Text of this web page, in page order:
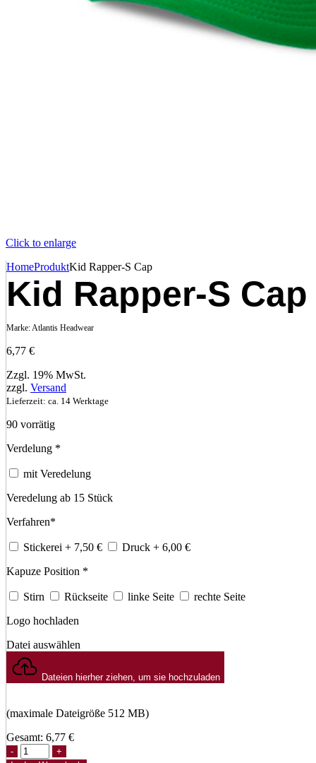
Click to enlarge
HomeProduktKid Rapper-S Cap
Kid Rapper-S Cap
Marke: Atlantis Headwear
6,77 €
Zzgl. 19% MwSt.
zzgl. Versand
Lieferzeit: ca. 14 Werktage
90 vorrätig
Verdelung *
mit Veredelung
Veredelung ab 15 Stück
Verfahren*
Stickerei + 7,50 € Druck + 6,00 €
Kapuze Position *
Stirn Rückseite linke Seite
rechte Seite
Logo hochladen
Datei auswählen
Dateien hierher ziehen, um sie hochzuladen
(maximale Dateigröße 512 MB)
Gesamt: 6,77 €
Kid